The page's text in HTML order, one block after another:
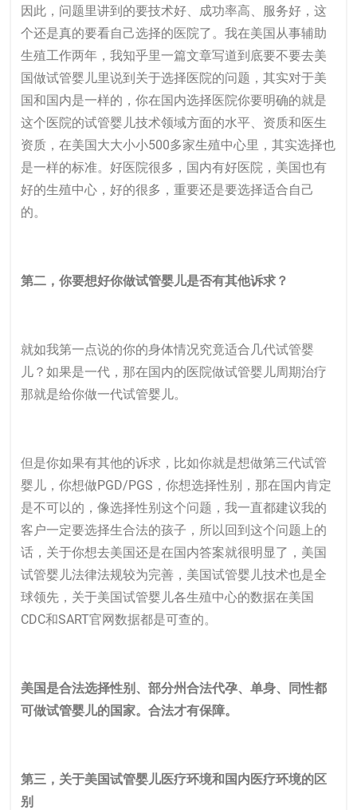
因此，问题里讲到的要技术好、成功率高、服务好，这
个还是真的要看自己选择的医院了。我在美国从事辅助
生殖工作两年，我知乎里一篇文章写道到底要不要去美
国做试管婴儿里说到关于选择医院的问题，其实对于美
国和国内是一样的，你在国内选择医院你要明确的就是
这个医院的试管婴儿技术领域方面的水平、资质和医生
资质，在美国大大小小500多家生殖中心里，其实选择也
是一样的标准。好医院很多，国内有好医院，美国也有
好的生殖中心，好的很多，重要还是要选择适合自己
的。
第二，你要想好你做试管婴儿是否有其他诉求？
就如我第一点说的你的身体情况究竟适合几代试管婴
儿？如果是一代，那在国内的医院做试管婴儿周期治疗
那就是给你做一代试管婴儿。
但是你如果有其他的诉求，比如你就是想做第三代试管
婴儿，你想做PGD/PGS，你想选择性别，那在国内肯定
是不可以的，像选择性别这个问题，我一直都建议我的
客户一定要选择生合法的孩子，所以回到这个问题上的
话，关于你想去美国还是在国内答案就很明显了， 美国
试管婴儿法律法规较为完善，美国试管婴儿技术也是全
球领先，关于美国试管婴儿各生殖中心的数据在美国
CDC和SART官网数据都是可查的。
美国是合法选择性别、部分州合法代孕、单身、同性都
可做试管婴儿的国家。合法才有保障。
第三，关于美国试管婴儿医疗环境和国内医疗环境的区
别